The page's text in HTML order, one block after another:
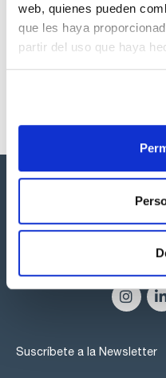
web, quienes pueden
que les haya
partir del uso que haya
Los productos
productos marca
listos para una
Suscríbete a la Newsletter